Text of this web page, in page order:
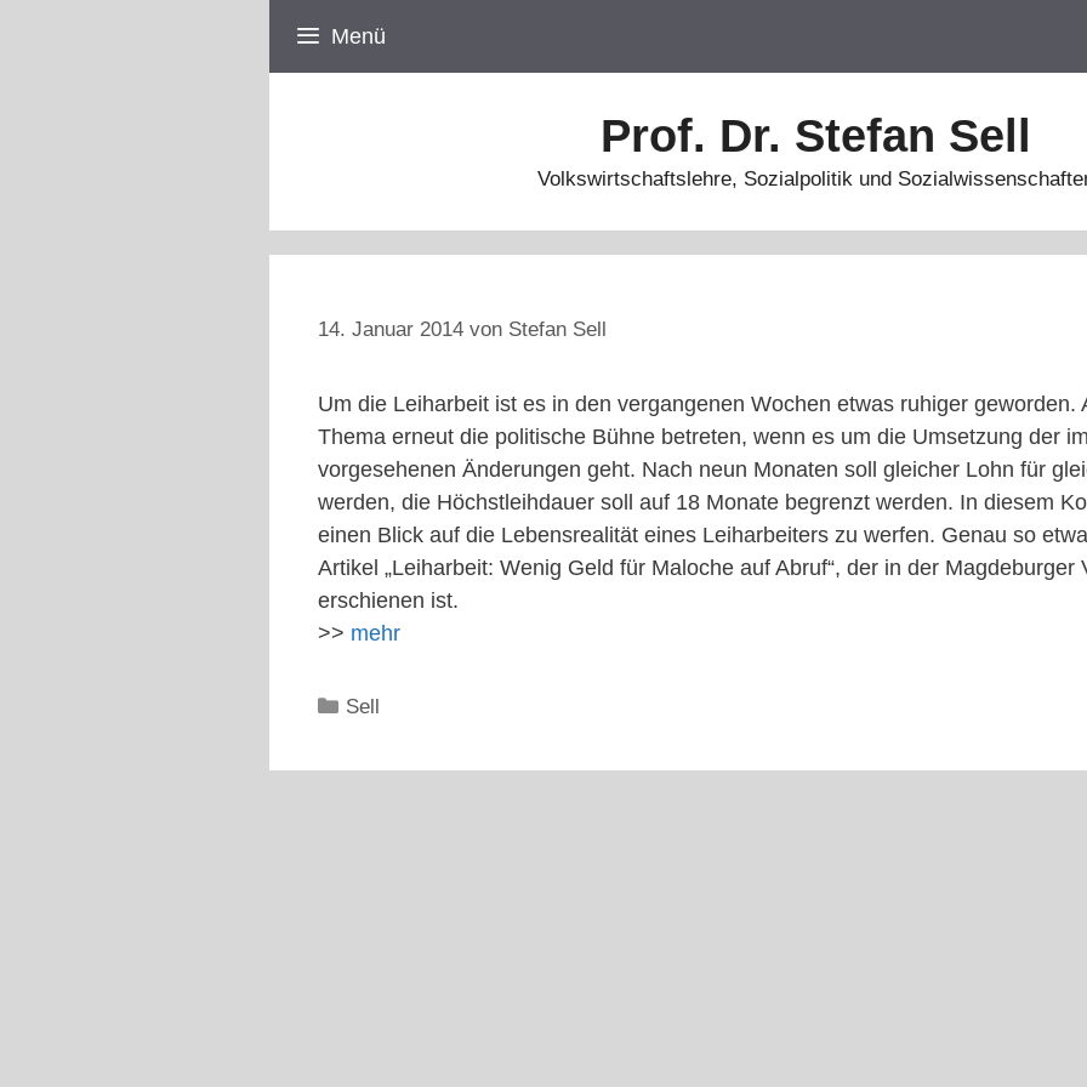
Menü
Prof. Dr. Stefan Sell
Volkswirtschaftslehre, Sozialpolitik und
14. Januar 2014 von Stefan Sell
Um die Leiharbeit ist es in den vergangenen Wochen etwas ruhiger geworden.
Thema erneut die politische Bühne betreten, wenn es um die Umsetzung der
vorgesehenen Änderungen geht. Nach neun Monaten soll gleicher Lohn für
werden, die Höchstleihdauer soll auf 18 Monate begrenzt werden. In diesem
einen Blick auf die Lebensrealität eines Leiharbeiters zu werfen. Genau so
Artikel „Leiharbeit: Wenig Geld für Maloche auf Abruf“, der in der Magdeburger
erschienen ist.
>> mehr
Kategorien
Sell